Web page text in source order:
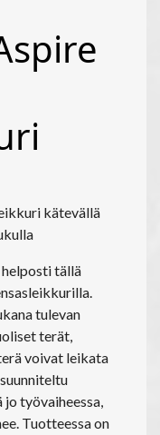
kätevällä
tällä
tulevan
terät,
voivat leikata
työvaiheessa,
Tuotteessa on